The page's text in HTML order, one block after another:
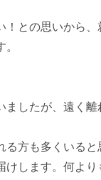
！との思いから
ましたが、遠く
方も多くいる
けします。何よ